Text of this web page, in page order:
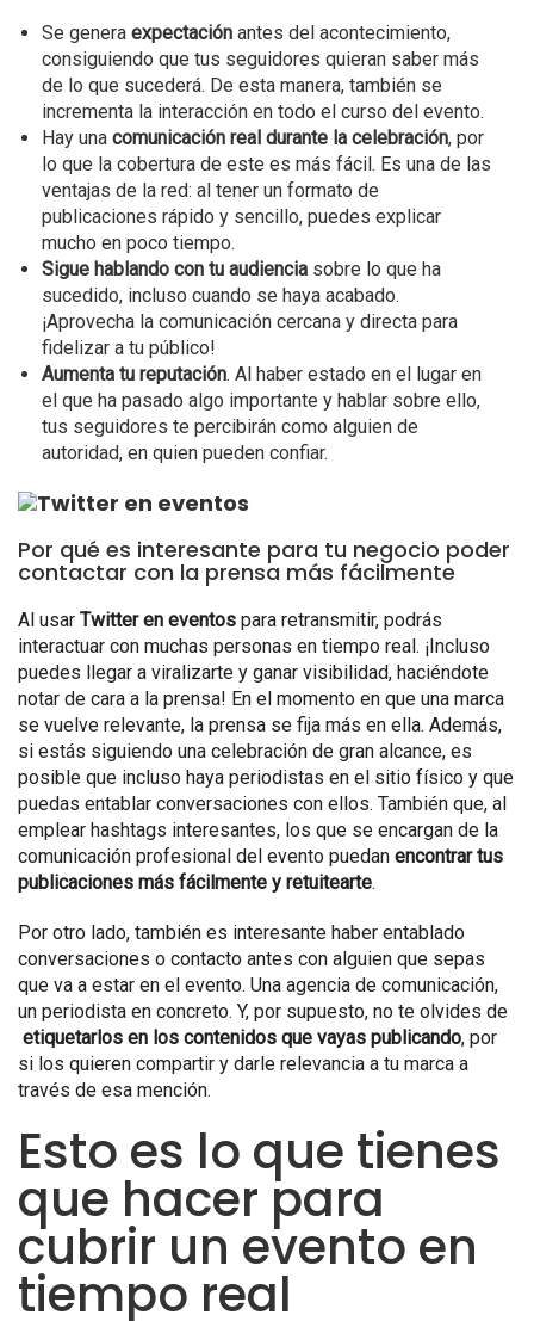
Se genera expectación antes del acontecimiento,
consiguiendo que tus seguidores quieran saber más
de lo que sucederá. De esta manera, también se
incrementa la interacción en todo el curso del evento.
Hay una comunicación real durante la celebración, por
lo que la cobertura de este es más fácil. Es una de las
ventajas de la red: al tener un formato de
publicaciones rápido y sencillo, puedes explicar
mucho en poco tiempo.
Sigue hablando con tu audiencia sobre lo que ha
sucedido, incluso cuando se haya acabado.
¡Aprovecha la comunicación cercana y directa para
fidelizar a tu público!
Aumenta tu reputación. Al haber estado en el lugar en
el que ha pasado algo importante y hablar sobre ello,
tus seguidores te percibirán como alguien de
autoridad, en quien pueden confiar.
Por qué es interesante para tu negocio poder
contactar con la prensa más fácilmente
Al usar Twitter en eventos para retransmitir, podrás
interactuar con muchas personas en tiempo real. ¡Incluso
puedes llegar a viralizarte y ganar visibilidad, haciéndote
notar de cara a la prensa! En el momento en que una marca
se vuelve relevante, la prensa se fija más en ella. Además,
si estás siguiendo una celebración de gran alcance, es
posible que incluso haya periodistas en el sitio físico y que
puedas entablar conversaciones con ellos. También que, al
emplear hashtags interesantes, los que se encargan de la
comunicación profesional del evento puedan encontrar tus
publicaciones más fácilmente y retuitearte.
Por otro lado, también es interesante haber entablado
conversaciones o contacto antes con alguien que sepas
que va a estar en el evento. Una agencia de comunicación,
un periodista en concreto. Y, por supuesto, no te olvides de
etiquetarlos en los contenidos que vayas publicando, por
si los quieren compartir y darle relevancia a tu marca a
través de esa mención.
Esto es lo que tienes
que hacer para
cubrir un evento en
tiempo real